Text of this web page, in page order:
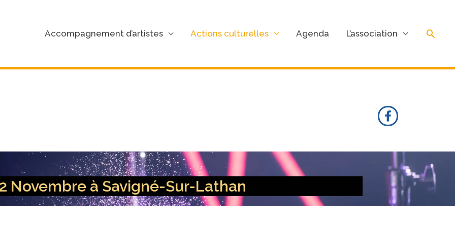
Accompagnement d’artistes Actions culturelles Agenda L’association
F
a
b
o
o
k
-
Novembre à Savigné-Sur-Lathan